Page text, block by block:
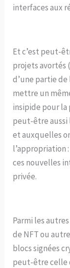
interfaces aux
Et c’est peut-
projets avortés
d’une partie
mettre un
insipide pour la
peut-être aussi
et auxquelles
l’appropriation
ces nouvelles
privée.
Parmi les
de NFT ou
blocs signées
peut-être celle